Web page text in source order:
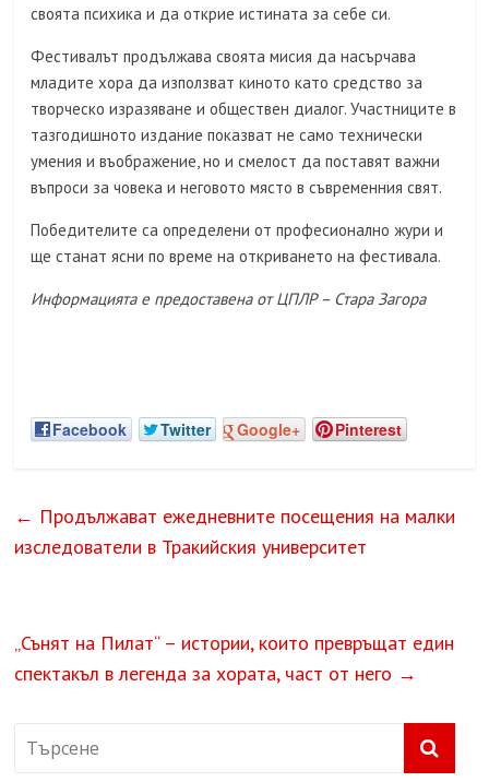
своята психика и да открие истината за себе си.
Фестивалът продължава своята мисия да насърчава
младите хора да използват киното като средство за
творческо изразяване и обществен диалог. Участниците в
тазгодишното издание показват не само технически
умения и въображение, но и смелост да поставят важни
въпроси за човека и неговото място в съвременния свят.
Победителите са определени от професионално жури и
ще станат ясни по време на откриването на фестивала.
Информацията е предоставена от ЦПЛР – Стара Загора
Facebook Twitter Google+ Pinterest
← Продължават ежедневните посещения на малки
изследователи в Тракийския университет
„Сънят на Пилат“ – истории, които превръщат един
спектакъл в легенда за хората, част от него →